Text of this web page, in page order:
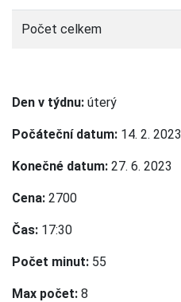
Počet celkem
Den v týdnu: úterý
Počáteční datum: 14. 2. 2023
Konečné datum: 27. 6. 2023
Cena: 2700
Čas: 17:30
Počet minut: 55
Max počet: 8